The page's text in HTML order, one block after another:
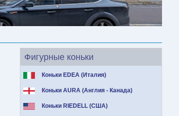
Фигурные коньки
Коньки EDEA (Италия)
Коньки AURA (Англия - Канада)
Коньки RIEDELL (США)